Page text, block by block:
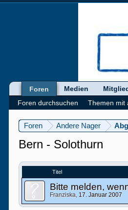
Foren Andere Nager
Bern - Solothurn
Titel
Bitte melden,
Franziska, 17. Januar 2007
Foren
Foren durchsuchen
Themen mit
Medien